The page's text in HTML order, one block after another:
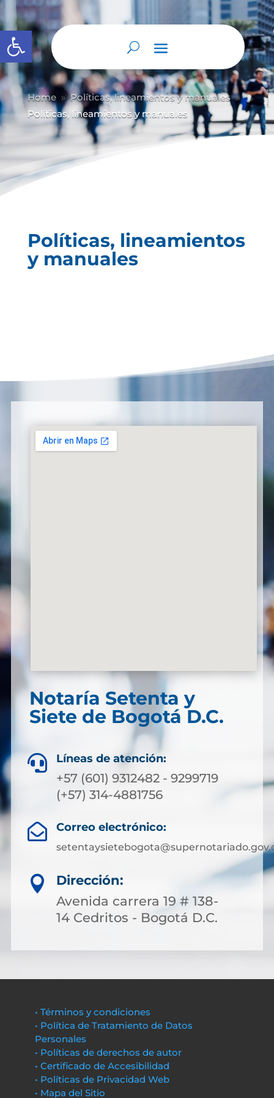
Abrir barra de herramientas
Home 9 Políticas, lineamientos y manuales 9
Políticas, lineamientos y manuales
Políticas, lineamientos
y manuales
Notaría Setenta y
Siete de Bogotá D.C.
 Líneas de atención:
+57 (601) 9312482 - 9299719
(+57) 314-4881756
 Correo electrónico:

Dirección:
Avenida carrera 19 # 138-
14 Cedritos - Bogotá D.C.
• Términos y condiciones
• Política de Tratamiento de Datos
Personales
• Políticas de derechos de autor
• Certificado de Accesibilidad
• Políticas de Privacidad Web
• Mapa del Sitio